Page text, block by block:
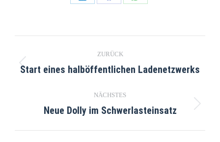
ZURÜCK
Start eines halböffentlichen Ladenetzwerks
NÄCHSTES
Neue Dolly im Schwerlasteinsatz